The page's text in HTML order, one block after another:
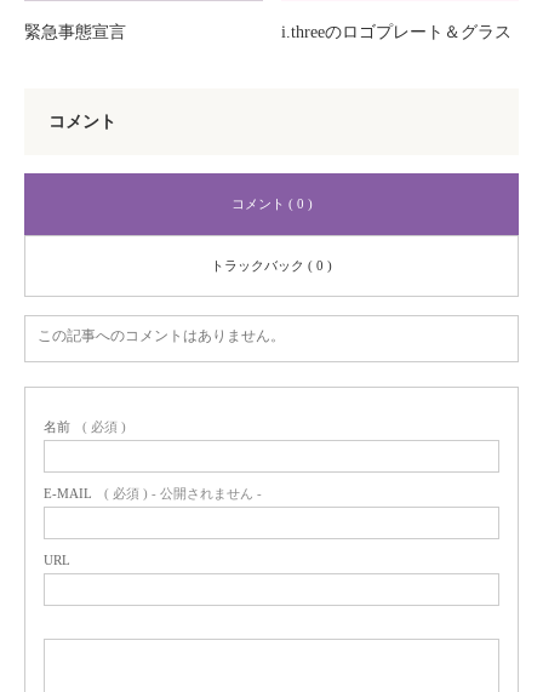
緊急事態宣言 i.threeのロゴプレート＆グラス
コメント
コメント ( 0 )
トラックバック ( 0 )
この記事へのコメントはありません。
名前 ( 必須 )
E-MAIL ( 必須 ) - 公開されません -
URL